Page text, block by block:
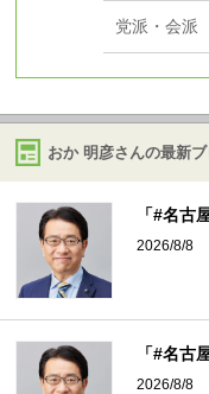
党派・会派
おか 明彦さんの最新
「#名古
2026/8/8
「#名古
2026/8/8